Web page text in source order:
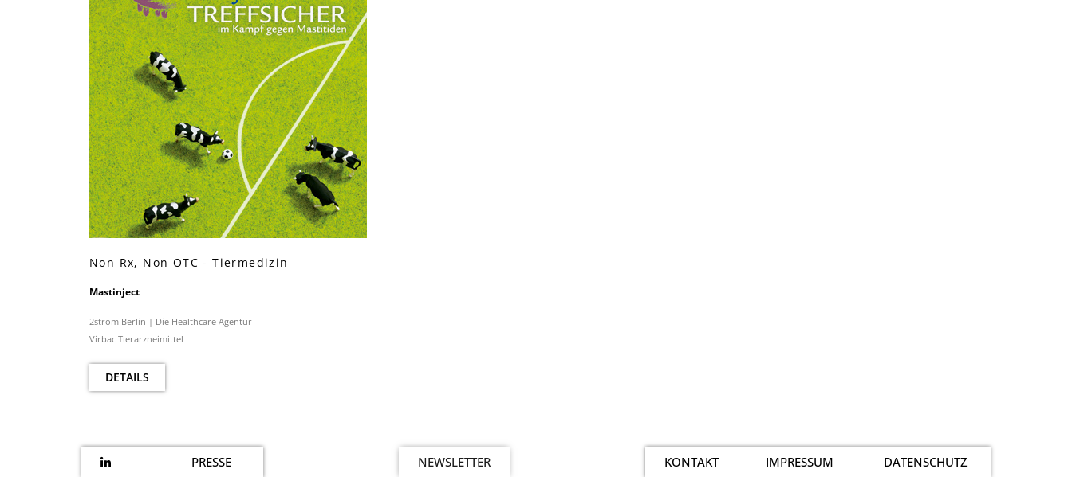
Non Rx, Non OTC - Tiermedizin
Mastinject
2strom Berlin | Die Healthcare Agentur
Virbac Tierarzneimittel
DETAILS
PRESSE NEWSLETTER KONTAKT IMPRESSUM DATENSCHUTZ